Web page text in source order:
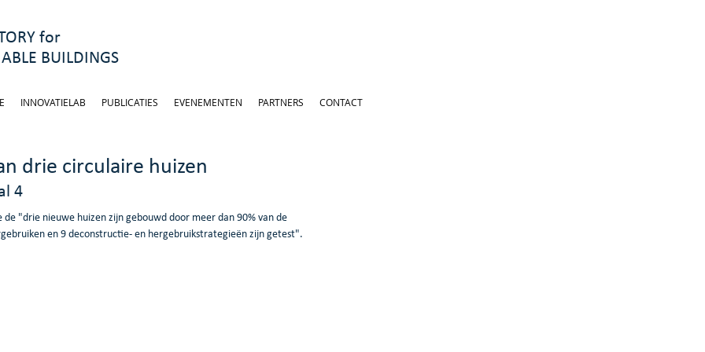
for
BUILDINGS
INNOVATIELAB PUBLICATIES EVENEMENTEN PARTNERS CONTACT
drie circulaire huizen
4
"drie nieuwe huizen zijn gebouwd door meer dan 90% van de
en 9 deconstructie- en hergebruikstrategieën zijn getest".